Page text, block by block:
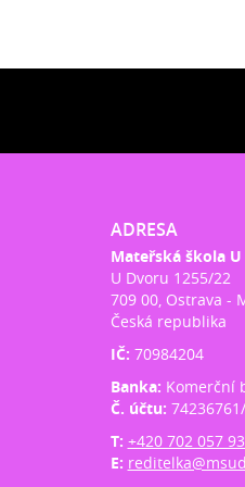
ADRESA
Mateřská škola
U Dvoru 1255/22
709 00, Ostrava -
Česká republika
IČ: 70984204
Banka: Komerční
Č. účtu:
T: +420 702 057
E: